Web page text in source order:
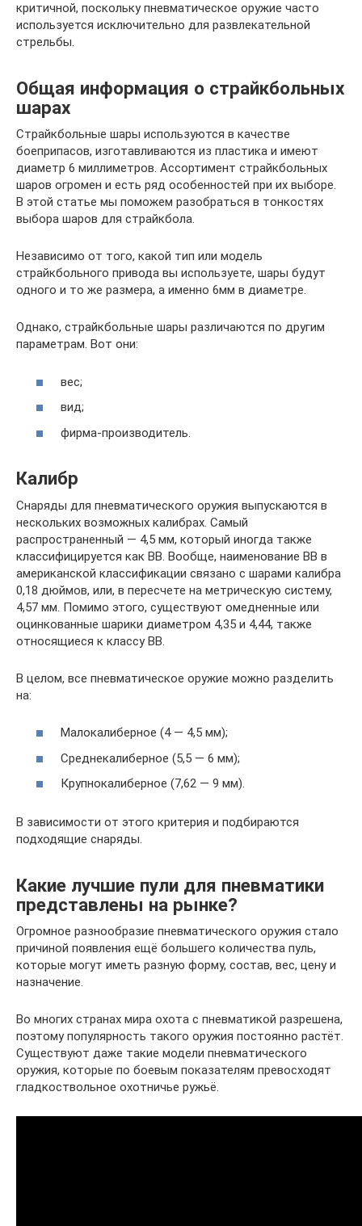
критичной, поскольку пневматическое оружие часто
используется исключительно для развлекательной
стрельбы.
Общая информация о страйкбольных
шарах
Страйкбольные шары используются в качестве
боеприпасов, изготавливаются из пластика и имеют
диаметр 6 миллиметров. Ассортимент страйкбольных
шаров огромен и есть ряд особенностей при их выборе.
В этой статье мы поможем разобраться в тонкостях
выбора шаров для страйкбола.
Независимо от того, какой тип или модель
страйкбольного привода вы используете, шары будут
одного и то же размера, а именно 6мм в диаметре.
Однако, страйкбольные шары различаются по другим
параметрам. Вот они:
вес;
вид;
фирма-производитель.
Калибр
Снаряды для пневматического оружия выпускаются в
нескольких возможных калибрах. Самый
распространенный — 4,5 мм, который иногда также
классифицируется как ВВ. Вообще, наименование ВВ в
американской классификации связано с шарами калибра
0,18 дюймов, или, в пересчете на метрическую систему,
4,57 мм. Помимо этого, существуют омедненные или
оцинкованные шарики диаметром 4,35 и 4,44, также
относящиеся к классу ВВ.
В целом, все пневматическое оружие можно разделить
на:
Малокалиберное (4 — 4,5 мм);
Среднекалиберное (5,5 — 6 мм);
Крупнокалиберное (7,62 — 9 мм).
В зависимости от этого критерия и подбираются
подходящие снаряды.
Какие лучшие пули для пневматики
представлены на рынке?
Огромное разнообразие пневматического оружия стало
причиной появления ещё большего количества пуль,
которые могут иметь разную форму, состав, вес, цену и
назначение.
Во многих странах мира охота с пневматикой разрешена,
поэтому популярность такого оружия постоянно растёт.
Существуют даже такие модели пневматического
оружия, которые по боевым показателям превосходят
гладкоствольное охотничье ружьё.